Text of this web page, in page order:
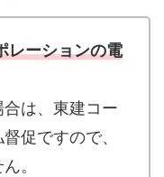
ーションの電
は、東建コー
促ですので、
。